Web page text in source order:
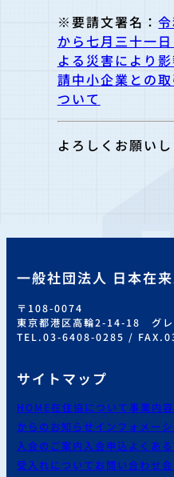
※要請文署名：
から七月三十一
よる災害により
請中小企業との
ついて
よろしくお願いし
一般社団法人 日本在
〒108-0074
東京都港区高輪2-14-18 グ
TEL.03-6408-0285 /
サイトマップ
HOME在住協について事業内容
からのお知らせインフォメー
入会のご案内 入会申込よくあ
受入れについて お問い合わせ